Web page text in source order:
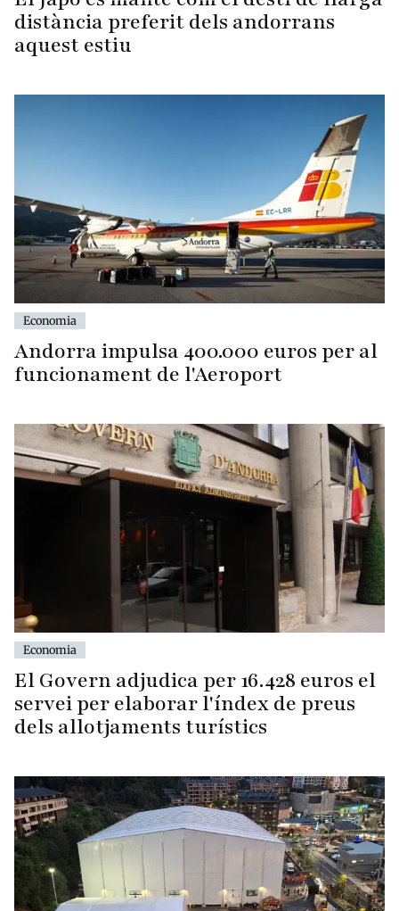
distància preferit dels andorrans
aquest estiu
Economia
Andorra impulsa 400.000 euros per al
funcionament de l'Aeroport
Economia
El Govern adjudica per 16.428 euros el
servei per elaborar l'índex de preus
dels allotjaments turístics